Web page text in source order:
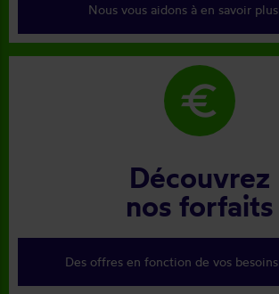
Nous vous aidons à en savoir plus
euro
Découvrez
nos forfaits
Des offres en fonction de vos besoins